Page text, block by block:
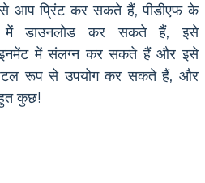
आप प्रिंट कर सकते हैं, पीडीएफ के
डाउनलोड कर सकते हैं, इसे
में संलग्न कर सकते हैं और इसे
रूप से उपयोग कर सकते हैं, और
कुछ!